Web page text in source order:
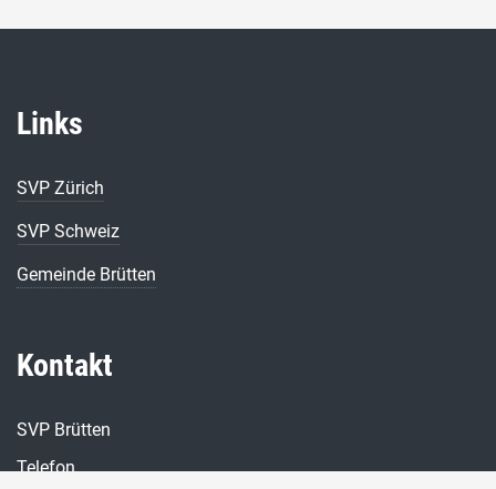
Links
SVP Zürich
SVP Schweiz
Gemeinde Brütten
Kontakt
SVP Brütten
Telefon